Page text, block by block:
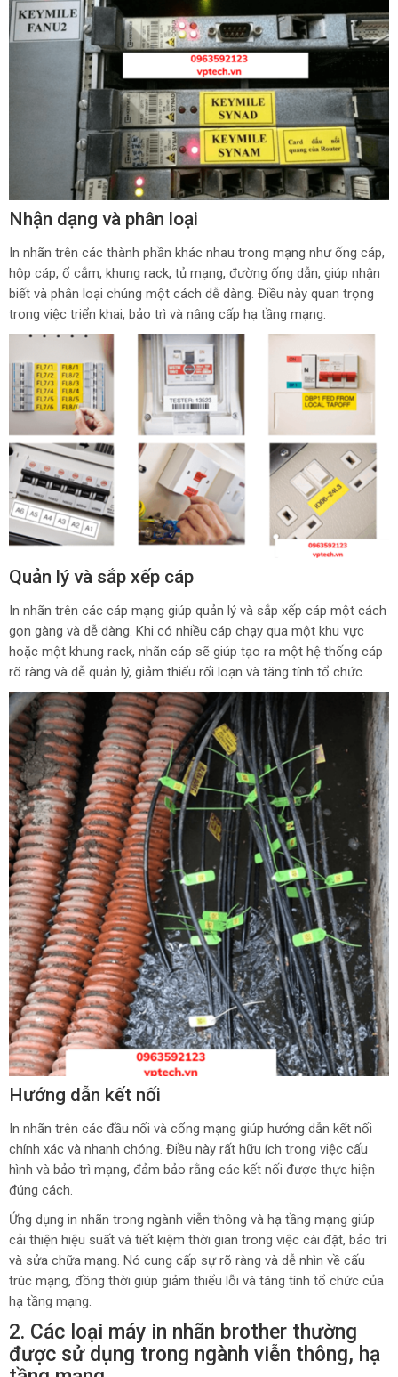
Nhận dạng và phân loại
In nhãn trên các thành phần khác nhau trong mạng như ống cáp,
hộp cáp, ổ cắm, khung rack, tủ mạng, đường ống dẫn, giúp nhận
biết và phân loại chúng một cách dễ dàng. Điều này quan trọng
trong việc triển khai, bảo trì và nâng cấp hạ tầng mạng.
Quản lý và sắp xếp cáp
In nhãn trên các cáp mạng giúp quản lý và sắp xếp cáp một cách
gọn gàng và dễ dàng. Khi có nhiều cáp chạy qua một khu vực
hoặc một khung rack, nhãn cáp sẽ giúp tạo ra một hệ thống cáp
rõ ràng và dễ quản lý, giảm thiểu rối loạn và tăng tính tổ chức.
Hướng dẫn kết nối
In nhãn trên các đầu nối và cổng mạng giúp hướng dẫn kết nối
chính xác và nhanh chóng. Điều này rất hữu ích trong việc cấu
hình và bảo trì mạng, đảm bảo rằng các kết nối được thực hiện
đúng cách.
Ứng dụng in nhãn trong ngành viễn thông và hạ tầng mạng giúp
cải thiện hiệu suất và tiết kiệm thời gian trong việc cài đặt, bảo trì
và sửa chữa mạng. Nó cung cấp sự rõ ràng và dễ nhìn về cấu
trúc mạng, đồng thời giúp giảm thiểu lỗi và tăng tính tổ chức của
hạ tầng mạng.
2. Các loại máy in nhãn brother thường
được sử dụng trong ngành viễn thông, hạ